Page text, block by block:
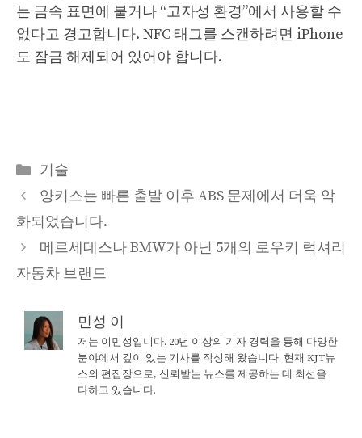
는 금속 표면에 붙거나 “고자성 환경”에서 사용할 수
없다고 경고합니다. NFC 태그를 스캔하려면 iPhone
도 잠금 해제되어 있어야 합니다.
Categories
기술
양키스는 빠른 출발 이후 ABS 문제에서 더욱 악
화되었습니다.
메르세데스나 BMW가 아닌 5개의 로우키 럭셔리
자동차 브랜드
민성 이
저는 이민성입니다. 20년 이상의 기자 경력을 통해 다양한
분야에서 깊이 있는 기사를 작성해 왔습니다. 현재 KJT뉴
스의 편집장으로, 신뢰받는 뉴스를 제공하는 데 최선을
다하고 있습니다.